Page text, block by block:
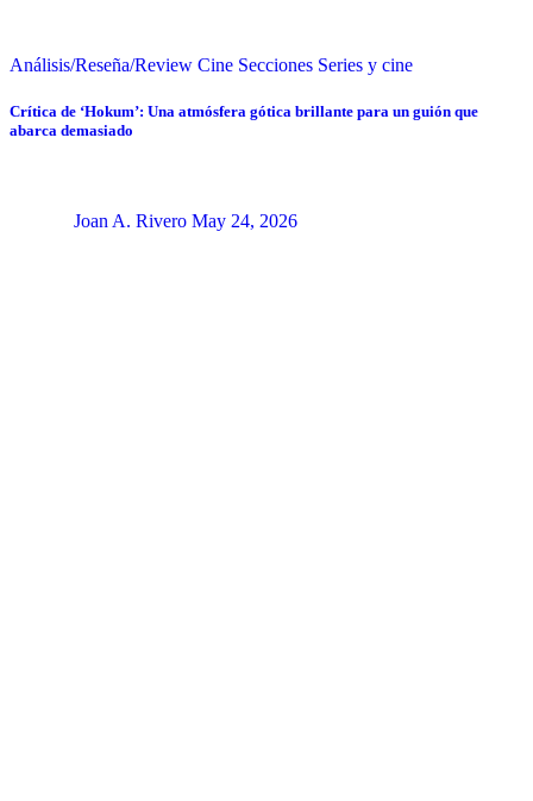
Análisis/Reseña/Review Cine Secciones Series y cine
Crítica de ‘Hokum’: Una atmósfera gótica brillante para un guión que
abarca demasiado
Joan A. Rivero May 24, 2026